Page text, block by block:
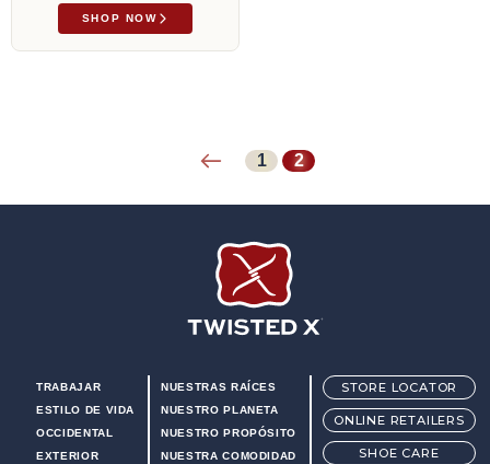
SHOP NOW
1 2
TRABAJAR
ESTILO DE VIDA
OCCIDENTAL
EXTERIOR
NUESTRAS RAÍCES
NUESTRO PLANETA
NUESTRO PROPÓSITO
NUESTRA COMODIDAD
STORE LOCATOR
ONLINE RETAILERS
SHOE CARE